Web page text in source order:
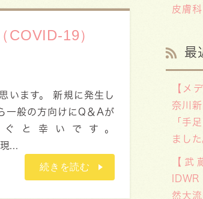
19）
います。 新規に発生し
一般の方向けにQ＆Aが
と幸いです。
...
続きを読む
皮膚科
最
【メ
奈川
「手
ました
【武
然大